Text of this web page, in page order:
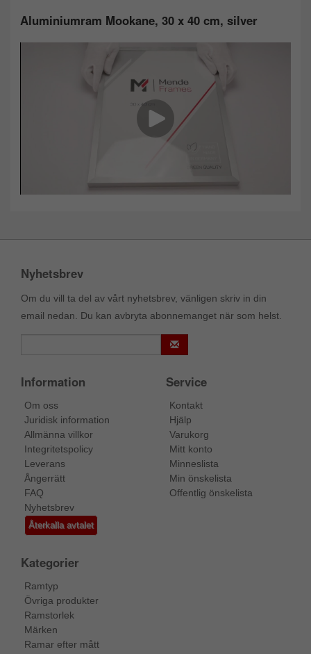
Aluminiumram Mookane, 30 x 40 cm, silver
Nyhetsbrev
Om du vill ta del av vårt nyhetsbrev, vänligen skriv in din
email nedan. Du kan avbryta abonnemanget när som helst.
Information
Om oss
Juridisk information
Allmänna villkor
Integritetspolicy
Leverans
Ångerrätt
FAQ
Nyhetsbrev
Återkalla avtalet
Service
Kontakt
Hjälp
Varukorg
Mitt konto
Minneslista
Min önskelista
Offentlig önskelista
Kategorier
Ramtyp
Övriga produkter
Ramstorlek
Märken
Ramar efter mått